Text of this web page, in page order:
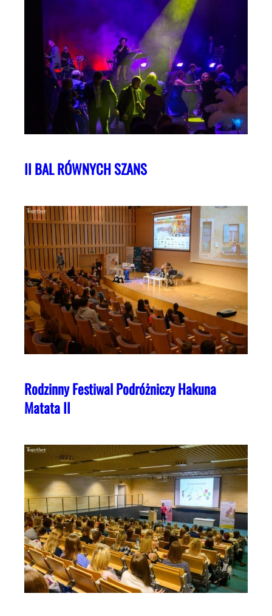
II BAL RÓWNYCH SZANS
Rodzinny Festiwal Podróżniczy Hakuna
Matata II